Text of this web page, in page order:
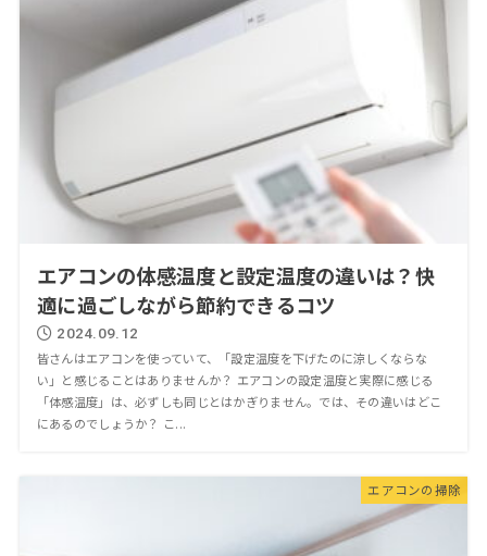
エアコンの体感温度と設定温度の違いは？快
適に過ごしながら節約できるコツ
2024.09.12
皆さんはエアコンを使っていて、「設定温度を下げたのに涼しくならな
い」と感じることはありませんか？ エアコンの設定温度と実際に感じる
「体感温度」は、必ずしも同じとはかぎりません。では、その違いはどこ
にあるのでしょうか？ こ...
エアコンの掃除